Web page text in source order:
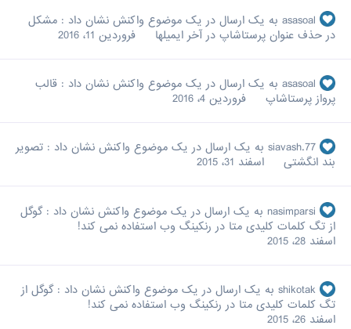
asasoal به یک ارسال در یک موضوع واکنش نشان داد : مشکل
در حذف عنوان پرستاشاپ در آخر ایمیلها
فروردین 11، 2016
asasoal به یک ارسال در یک موضوع واکنش نشان داد : قالب
پرواز پرستاشاپ
فروردین 4، 2016
siavash.77 به یک ارسال در یک موضوع واکنش نشان داد : تصویر
بند انگشتی
اسفند 31، 2015
nasimparsi به یک ارسال در یک موضوع واکنش نشان داد :گوگل
از تگ کلمات کلیدی متا در رنکینگ وب استفاده نمی کند!
اسفند 28، 2015
shikotak به یک ارسال در یک موضوع واکنش نشان داد :گوگل از
تگ کلمات کلیدی متا در رنکینگ وب استفاده نمی کند!
اسفند 26، 2015